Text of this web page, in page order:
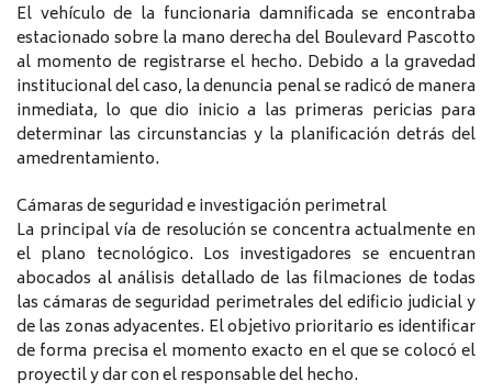
El vehículo de la funcionaria damnificada se encontraba
estacionado sobre la mano derecha del Boulevard Pascotto
al momento de registrarse el hecho. Debido a la gravedad
institucional del caso, la denuncia penal se radicó de manera
inmediata, lo que dio inicio a las primeras pericias para
determinar las circunstancias y la planificación detrás del
amedrentamiento.
Cámaras de seguridad e investigación perimetral
La principal vía de resolución se concentra actualmente en
el plano tecnológico. Los investigadores se encuentran
abocados al análisis detallado de las filmaciones de todas
las cámaras de seguridad perimetrales del edificio judicial y
de las zonas adyacentes. El objetivo prioritario es identificar
de forma precisa el momento exacto en el que se colocó el
proyectil y dar con el responsable del hecho.